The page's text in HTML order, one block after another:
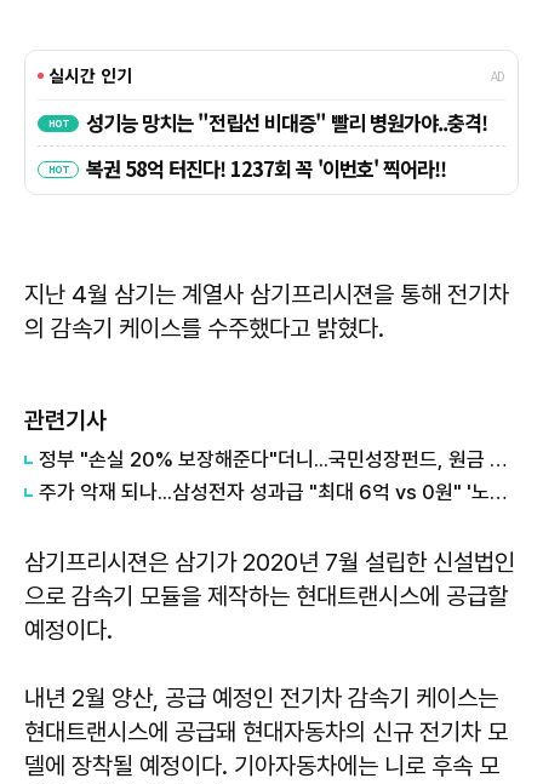
지난 4월 삼기는 계열사 삼기프리시젼을 통해 전기차
의 감속기 케이스를 수주했다고 밝혔다.
관련기사
정부 "손실 20% 보장해준다"더니...국민성장펀드, 원금 손실 시작됐다
주가 악재 되나...삼성전자 성과급 "최대 6억 vs 0원" '노노갈등' 터진 이유
삼기프리시젼은 삼기가 2020년 7월 설립한 신설법인
으로 감속기 모듈을 제작하는 현대트랜시스에 공급할
예정이다.
내년 2월 양산, 공급 예정인 전기차 감속기 케이스는
현대트랜시스에 공급돼 현대자동차의 신규 전기차 모
델에 장착될 예정이다. 기아자동차에는 니로 후속 모